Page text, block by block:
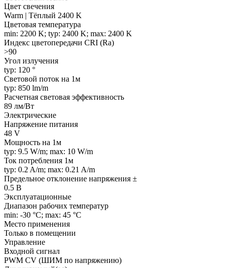
Цвет свечения
Warm | Тёплый 2400 K
Цветовая температура
min: 2200 K; typ: 2400 K; max: 2400 K
Индекс цветопередачи CRI (Ra)
>90
Угол излучения
typ: 120 °
Световой поток на 1м
typ: 850 lm/m
Расчетная световая эффективность
89 лм/Вт
Электрические
Напряжение питания
48 V
Мощность на 1м
typ: 9.5 W/m; max: 10 W/m
Ток потребления 1м
typ: 0.2 A/m; max: 0.21 A/m
Предельное отклонение напряжения ±
0.5 В
Эксплуатационные
Диапазон рабочих температур
min: -30 °C; max: 45 °C
Место применения
Только в помещении
Управление
Входной сигнал
PWM СV (ШИМ по напряжению)